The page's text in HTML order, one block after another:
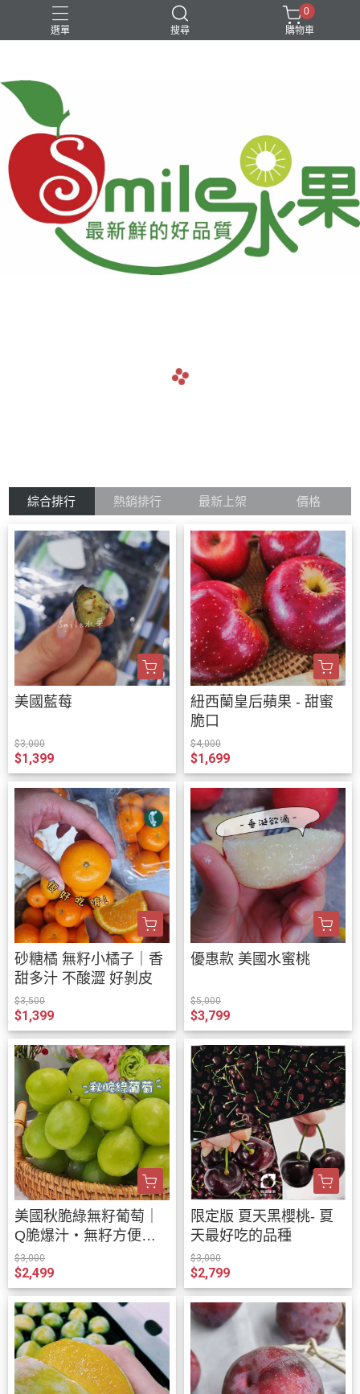
選單 搜尋
中秋柚子
銅鑼燒
0
購物車
綜合排行 熱銷排行 最新上架 價格
美國藍莓
$3,000
$1,399
紐西蘭皇后蘋果 - 甜蜜
脆口
$4,000
$1,699
砂糖橘 無籽小橘子｜香
甜多汁 不酸澀 好剝皮
$3,500
$1,399
優惠款 美國水蜜桃
$5,000
$3,799
美國秋脆綠無籽葡萄｜
Q脆爆汁・無籽方便
吃・香甜清口｜Smile水
果宅配
$3,000
$2,499
限定版 夏天黑櫻桃- 夏
天最好吃的品種
$3,000
$2,799